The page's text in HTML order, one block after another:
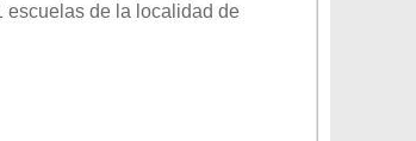
escuelas de la localidad de